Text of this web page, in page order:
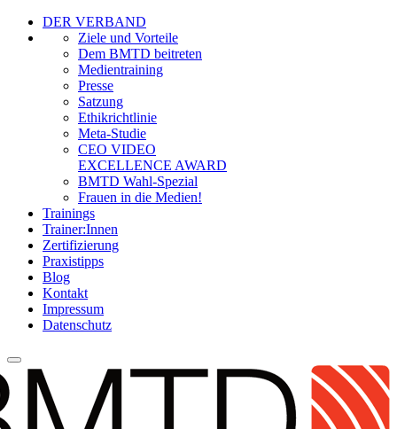
DER VERBAND
Ziele und Vorteile
Dem BMTD beitreten
Medientraining
Presse
Satzung
Ethikrichtlinie
Meta-Studie
CEO VIDEO
EXCELLENCE AWARD
BMTD Wahl-Spezial
Frauen in die Medien!
Trainings
Trainer:Innen
Zertifizierung
Praxistipps
Blog
Kontakt
Impressum
Datenschutz